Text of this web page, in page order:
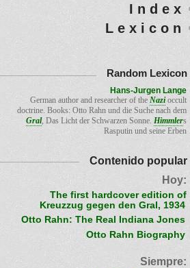
Index
Lexicon
Random Lexicon
Hans-Jurgen Lange
German author and researcher of the Nazioccult
doctrine. Books: Otto Rahn und die Suche nach dem
Gral, Das Licht der Schwarzen Sonne. Himmlers
Rasputin und seine Erben
Contenido popular
Hoy:
The first hardcover edition of
Kreuzzug gegen den Gral, 1934
Otto Rahn: The Real Indiana Jones
Otto Rahn Biography
Siempre: